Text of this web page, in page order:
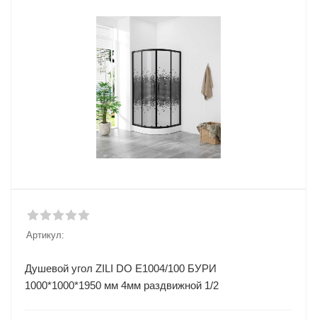
Артикул:
Душевой угол ZILI DO E1004/100 БУРИ
1000*1000*1950 мм 4мм раздвижной 1/2